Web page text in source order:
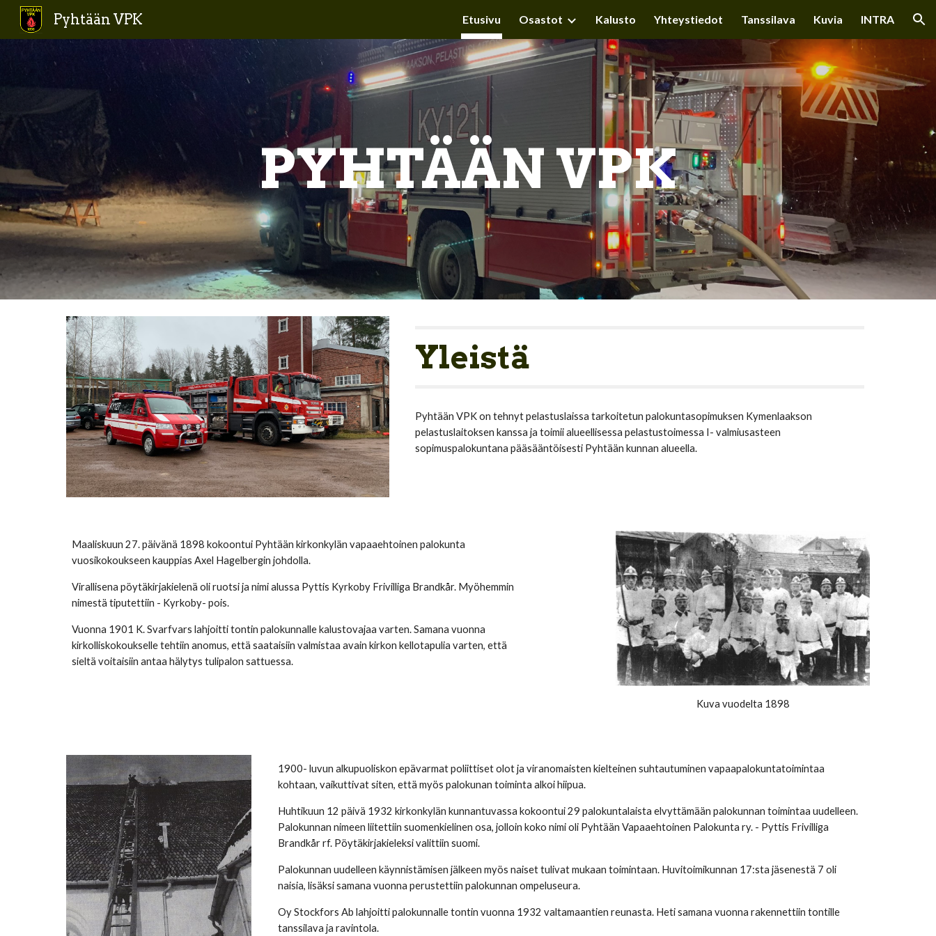
Skip to navigation
Pyhtään VPK Etusivu Osastot Kalusto Yhteystiedot Tanssilava Kuvia INTRA
PYHTÄÄN VPK
Yleistä
Pyhtään VPK on tehnyt pelastuslaissa tarkoitetun palokuntasopimuksen Kymenlaakson
pelastuslaitoksen kanssa ja toimii alueellisessa pelastustoimessa I- valmiusasteen
sopimuspalokuntana pääsääntöisesti Pyhtään kunnan alueella.
Maaliskuun 27. päivänä 1898 kokoontui Pyhtään kirkonkylän vapaaehtoinen palokunta
vuosikokoukseen kauppias Axel Hagelbergin johdolla.
Virallisena pöytäkirjakielenä oli ruotsi ja nimi alussa Pyttis Kyrkoby Frivilliga Brandkår. Myöhemmin
nimestä tiputettiin - Kyrkoby- pois.
Vuonna 1901 K. Svarfvars lahjoitti tontin palokunnalle kalustovajaa varten. Samana vuonna
kirkolliskokoukselle tehtiin anomus, että saataisiin valmistaa avain kirkon kellotapulia varten, että
sieltä voitaisiin antaa hälytys tulipalon sattuessa.
Kuva vuodelta 1898
1900- luvun alkupuoliskon epävarmat poliittiset olot ja viranomaisten kielteinen suhtautuminen vapaapalokuntatoimintaa
kohtaan, vaikuttivat siten, että myös palokunan toiminta alkoi hiipua.
Huhtikuun 12 päivä 1932 kirkonkylän kunnantuvassa kokoontui 29 palokuntalaista elvyttämään palokunnan toimintaa uudelleen.
Palokunnan nimeen liitettiin suomenkielinen osa, jolloin koko nimi oli Pyhtään Vapaaehtoinen Palokunta ry. - Pyttis Frivilliga
Brandkår rf. Pöytäkirjakieleksi valittiin suomi.
Palokunnan uudelleen käynnistämisen jälkeen myös naiset tulivat mukaan toimintaan. Huvitoimikunnan 17:sta jäsenestä 7 oli
naisia, lisäksi samana vuonna perustettiin palokunnan ompeluseura.
Oy Stockfors Ab lahjoitti palokunnalle tontin vuonna 1932 valtamaantien reunasta. Heti samana vuonna rakennettiin tontille
tanssilava ja ravintola.